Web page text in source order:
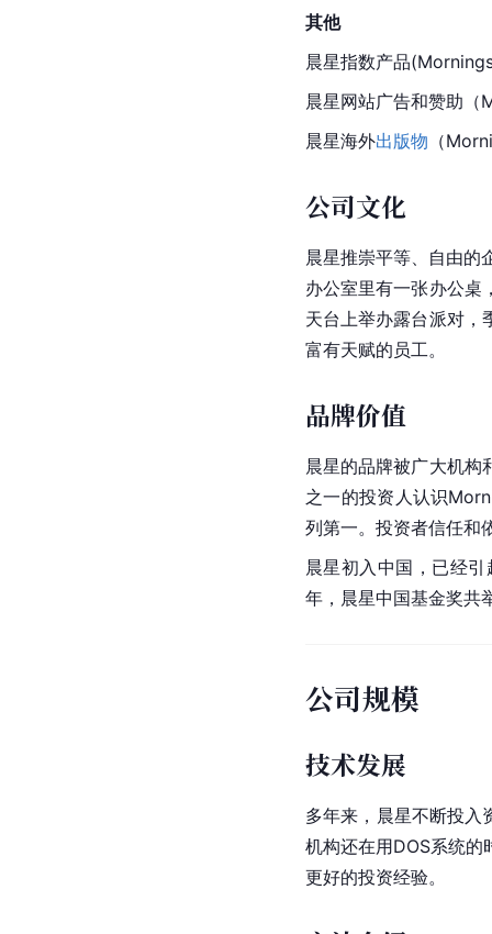
其他
晨星指数产品
晨星网站广告和赞助
晨星海外出版物 （
公司文化
晨星推崇平等、自由的
办公室里有一张办公桌
天台上举办露台派对，
富有天赋的员工。
品牌价值
晨星的品牌被广大机
之一的投资人认识
列第一。投资者信任和
晨星初入中国，已经
年，晨星中国基金奖共
公司规模
技术发展
多年来，晨星不断投入
机构还在用DOS系统的
更好的投资经验。